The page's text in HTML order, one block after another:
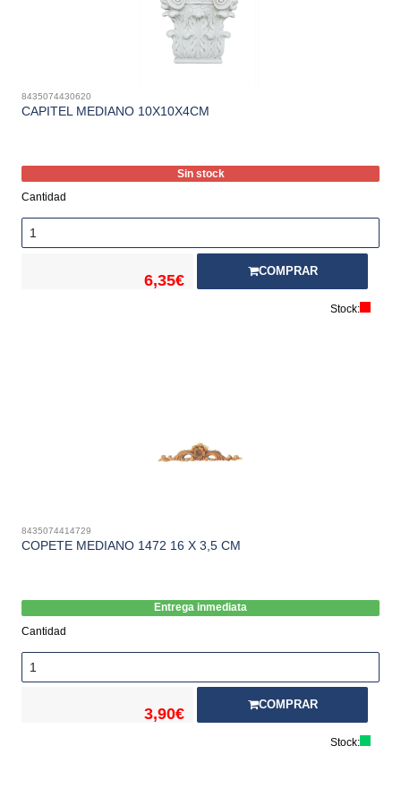
8435074430620
CAPITEL MEDIANO 10X10X4CM
Sin stock
Cantidad
6,35€
COMPRAR
Stock:
8435074414729
COPETE MEDIANO 1472 16 X 3,5 CM
Entrega inmediata
Cantidad
3,90€
COMPRAR
Stock: